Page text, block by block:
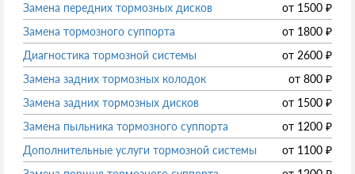
Замена передних тормозных дисков
от 1500 ₽
Замена тормозного суппорта
от 1800 ₽
Диагностика тормозной системы
от 2600 ₽
Замена задних тормозных колодок
от 800 ₽
Замена задних тормозных дисков
от 1500 ₽
Замена пыльника тормозного суппорта
от 1200 ₽
Дополнительные услуги тормозной системы
от 1100 ₽